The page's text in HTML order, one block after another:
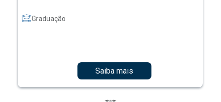
Graduação
Saiba mais